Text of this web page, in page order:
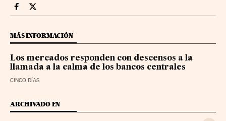
Economia Cinco Días en Facebook
Economia Cinco Días en Twitter
MÁS INFORMACIÓN
Los mercados responden con descensos a la
llamada a la calma de los bancos centrales
CINCO DÍAS
ARCHIVADO EN